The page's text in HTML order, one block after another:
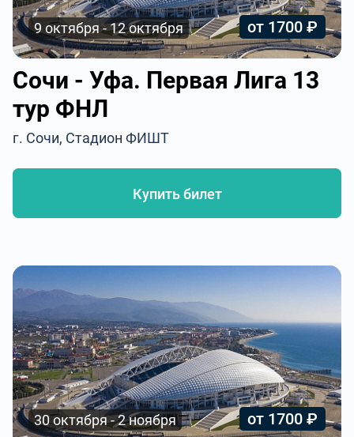
9 октября - 12 октября от 1700 ₽
Сочи - Уфа. Первая Лига 13
тур ФНЛ
г. Сочи, Стадион ФИШТ
Купить билет
30 октября - 2 ноября от 1700 ₽